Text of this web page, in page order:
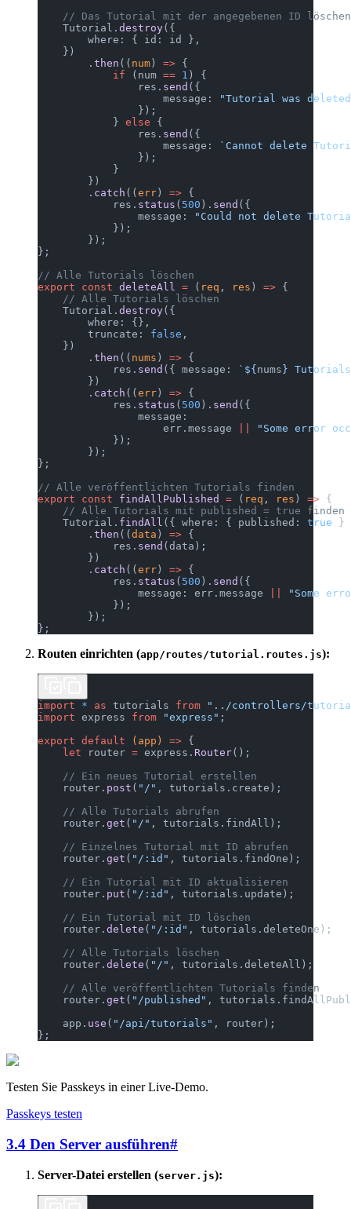
    // Das Tutorial mit der angegebenen ID löschen
    Tutorial.
destroy({
        where: { id: id },
    })
        .
then (( num ) => {
            if
(num == 1 ) {
                res.
send ({
                    message:
"Tutorial was
                });
            }
else {
                res.
send ({
                    message:
`Cannot delete
                });
            }
        })
        .
catch (( err ) => {
            res.
status ( 500 ). send ({
                message:
"Could not delete
            });
        });
};
// Alle Tutorials löschen
export const deleteAll = ( req , res ) => {
    // Alle Tutorials löschen
    Tutorial.
destroy({
        where: {},
        truncate:
false ,
    })
        .
then (( nums ) => {
            res.
send ({ message: `${ nums }
        })
        .
catch (( err ) => {
            res.
status ( 500 ). send ({
                message:
                    err.message
"Some error
            });
        });
};
// Alle veröffentlichten Tutorials finden
export const findAllPublished = ( req , res ) => {
    // Alle Tutorials mit published = true finden
    Tutorial.
findAll ({ where: { published: true }
        .
then (( data ) => {
            res.
send (data);
        })
        .
catch (( err ) => {
            res.
status ( 500 ). send ({
                message: err.message
"Some
            });
        });
};
Routen einrichten (app/routes/tutorial.routes.js):
import * as tutorials from "../controllers/
import express from "express" ;
export default (app) => {
    let
router = express. Router();
    // Ein neues Tutorial erstellen
    router.
post ( "/" , tutorials.create);
    // Alle Tutorials abrufen
    router.
get ( "/" , tutorials.findAll);
    // Einzelnes Tutorial mit ID abrufen
    router.
get ( "/:id" , tutorials.findOne);
    // Ein Tutorial mit ID aktualisieren
    router.
put ( "/:id" , tutorials.update);
    // Ein Tutorial mit ID löschen
    router.
delete ( "/:id" , tutorials.deleteOne);
    // Alle Tutorials löschen
    router.
delete ( "/" , tutorials.deleteAll);
    // Alle veröffentlichten Tutorials finden
    router.
get ( "/published" ,
    app.
use ( "/api/tutorials" , router);
};
Testen Sie Passkeys in einer Live-Demo.
Passkeys testen
3.4 Den Server ausführen#
Server-Datei erstellen (server.js):